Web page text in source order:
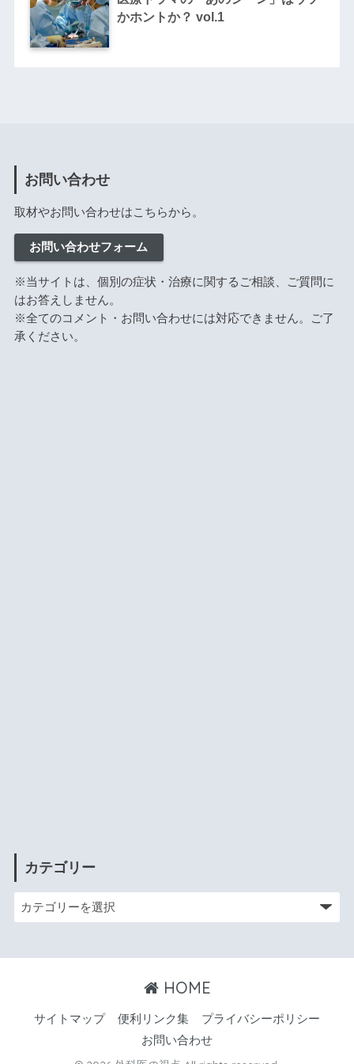
かホントか？ vol.1
お問い合わせ
取材やお問い合わせはこちらから。
お問い合わせフォーム
※当サイトは、個別の症状・治療に関するご相談、ご質問に
はお答えしません。
※全てのコメント・お問い合わせには対応できません。ご了
承ください。
カテゴリー
HOME
サイトマップ 便利リンク集
プライバシーポリシー
お問い合わせ